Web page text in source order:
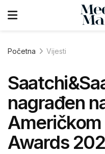
Početna Vijesti
nagrađen
Američkom
Awards